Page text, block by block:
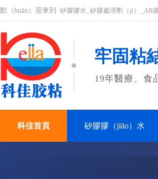
歡（huān）迎來到 矽膠膠水_矽膠處理劑（jì）_AB
牢固粘
19年醫療、食
科佳首頁 矽膠膠（jiāo）水